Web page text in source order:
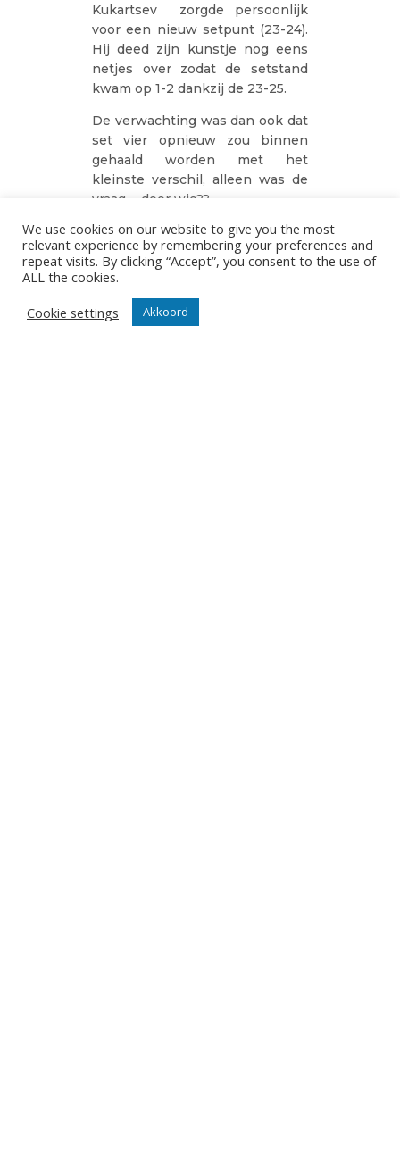
Kukartsev zorgde persoonlijk
voor een nieuw setpunt (23-24).
Hij deed zijn kunstje nog eens
netjes over zodat de setstand
kwam op 1-2 dankzij de 23-25.
De verwachting was dan ook dat
set vier opnieuw zou binnen
gehaald worden met het
kleinste verschil, alleen was de
vraag…..door wie??
Bij Tours werd beroep gedaan
op hoekaanvaller Pierre
Derouillon maar dit bracht geen
scenario: 6-6 tot Pablo Kukartsev
zijn duivels ontbond met een
We use cookies on our website to give you the most
relevant experience by remembering your preferences and
repeat visits. By clicking “Accept”, you consent to the use of
ALL the cookies.
Cookie settings
Akkoord